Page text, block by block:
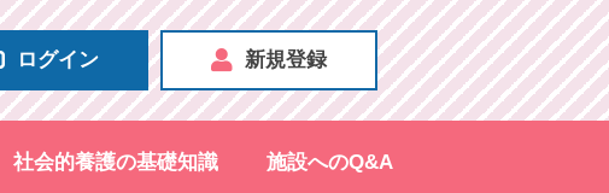
ログイン 新規登録
社会的養護の基礎知識 施設へのQ&A